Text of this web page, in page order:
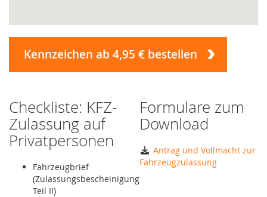
Kennzeichen ab 4,95 € bestellen
Checkliste: KFZ-
Zulassung auf
Privatpersonen
Fahrzeugbrief
(Zulassungsbescheinigung
Teil II)
Formulare zum
Download
Antrag und Vollmacht zur
Fahrzeugzulassung